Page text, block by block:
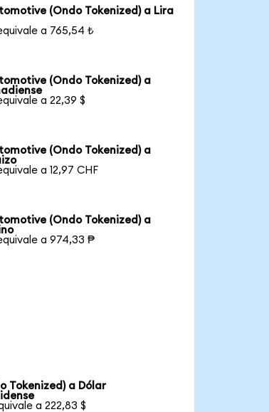
(Ondo Tokenized) a Lira
a 765,54 ₺
(Ondo Tokenized) a
a 22,39 $
(Ondo Tokenized) a
a 12,97 CHF
(Ondo Tokenized) a
a 974,33 ₱
Tokenized) a Dólar
a 222,83 $